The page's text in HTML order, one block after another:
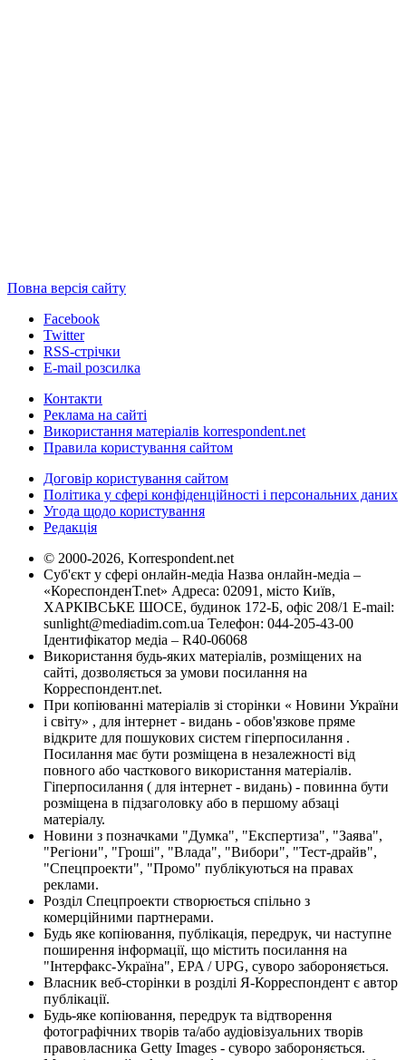
Повна версія сайту
Facebook
Twitter
RSS-стрічки
E-mail розсилка
Контакти
Реклама на сайті
Використання матеріалів korrespondent.net
Правила користування сайтом
Договір користування сайтом
Політика у сфері конфіденційності і персональних даних
Угода щодо користування
Редакція
© 2000-2026, Korrespondent.net
Суб'єкт у сфері онлайн-медіа Назва онлайн-медіа –
«КореспонденТ.net» Адреса: 02091, місто Київ,
ХАРКІВСЬКЕ ШОСЕ, будинок 172-Б, офіс 208/1 E-mail:
sunlight@mediadim.com.ua Телефон: 044-205-43-00
Ідентифікатор медіа – R40-06068
Використання будь-яких матеріалів, розміщених на
сайті, дозволяється за умови посилання на
Корреспондент.net.
При копіюванні матеріалів зі сторінки « Новини України
і світу» , для інтернет - видань - обов'язкове пряме
відкрите для пошукових систем гіперпосилання .
Посилання має бути розміщена в незалежності від
повного або часткового використання матеріалів.
Гіперпосилання ( для інтернет - видань) - повинна бути
розміщена в підзаголовку або в першому абзаці
матеріалу.
Новини з позначками "Думка", "Експертиза", "Заява",
"Регіони", "Гроші", "Влада", "Вибори", "Тест-драйв",
"Спецпроекти", "Промо" публікуються на правах
реклами.
Розділ Спецпроекти створюється спільно з
комерційними партнерами.
Будь яке копіювання, публікація, передрук, чи наступне
поширення інформації, що містить посилання на
"Інтерфакс-Україна", EPA / UPG, суворо забороняється.
Власник веб-сторінки в розділі Я-Корреспондент є автор
публікації.
Будь-яке копіювання, передрук та відтворення
фотографічних творів та/або аудіовізуальних творів
правовласника Getty Images - суворо забороняється.